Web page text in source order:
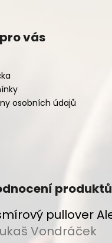
vás
osobních údajů
produktů
pullover
produktu je 5 z 5
Vondráček